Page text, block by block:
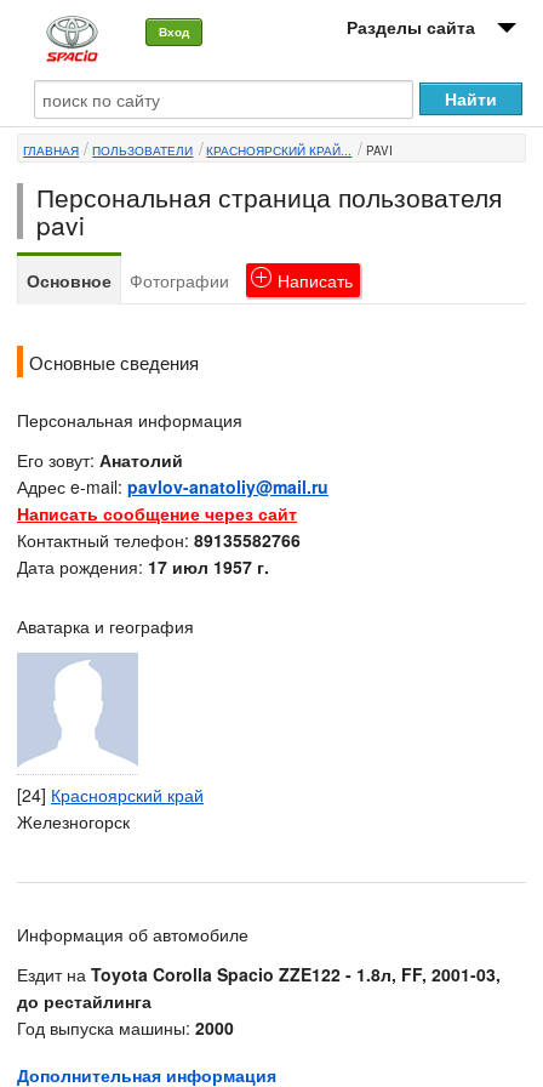
Вход Разделы сайта
О машине
Автоклуб
Форумы
Сервисы и услуги
ГЛАВНАЯ ПОЛЬЗОВАТЕЛИ КРАСНОЯРСКИЙ КРАЙ... PAVI
Персональная страница пользователя
pavi
Основное Фотографии Написать
Основные сведения
Персональная информация
Его зовут: Анатолий
Адрес e-mail: pavlov-anatoliy@mail.ru
Написать сообщение через сайт
Контактный телефон: 89135582766
Дата рождения: 17 июл 1957 г.
Аватарка и география
[24] Красноярский край
Железногорск
Информация об автомобиле
Ездит на Toyota Corolla Spacio ZZE122 - 1.8л, FF, 2001-03,
до рестайлинга
Год выпуска машины: 2000
Дополнительная информация